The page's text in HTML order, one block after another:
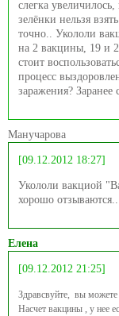
слегка
зелёнки нельзя
точно.. Укололи
на 2 вакцины, 19 и
стоит
процесс
заражения? Заранее
Манучарова
[09.12.2012 18:27]
Укололи вакциой
хорошо отзываются..
Елена
[09.12.2012 21:25]
Здравсвуйте, вы
Насчет вакцины , у нее